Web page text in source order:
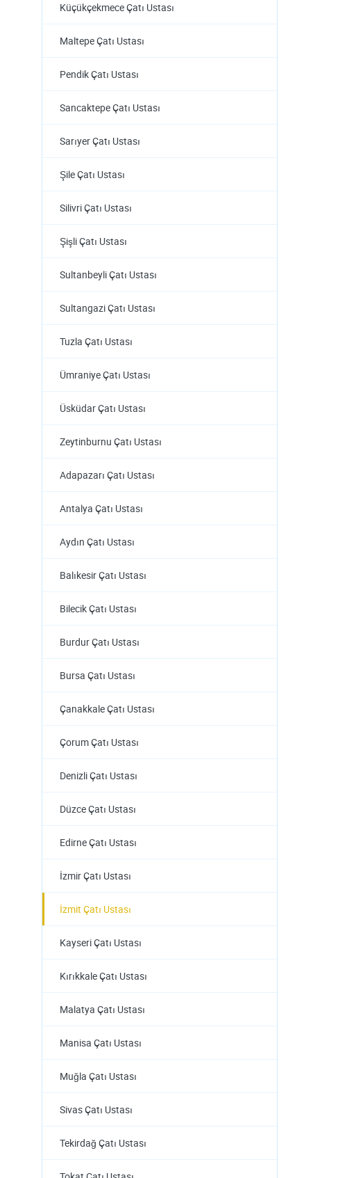
Küçükçekmece Çatı Ustası
Maltepe Çatı Ustası
Pendik Çatı Ustası
Sancaktepe Çatı Ustası
Sarıyer Çatı Ustası
Şile Çatı Ustası
Silivri Çatı Ustası
Şişli Çatı Ustası
Sultanbeyli Çatı Ustası
Sultangazi Çatı Ustası
Tuzla Çatı Ustası
Ümraniye Çatı Ustası
Üsküdar Çatı Ustası
Zeytinburnu Çatı Ustası
Adapazarı Çatı Ustası
Antalya Çatı Ustası
Aydın Çatı Ustası
Balıkesir Çatı Ustası
Bilecik Çatı Ustası
Burdur Çatı Ustası
Bursa Çatı Ustası
Çanakkale Çatı Ustası
Çorum Çatı Ustası
Denizli Çatı Ustası
Düzce Çatı Ustası
Edirne Çatı Ustası
İzmir Çatı Ustası
İzmit Çatı Ustası
Kayseri Çatı Ustası
Kırıkkale Çatı Ustası
Malatya Çatı Ustası
Manisa Çatı Ustası
Muğla Çatı Ustası
Sivas Çatı Ustası
Tekirdağ Çatı Ustası